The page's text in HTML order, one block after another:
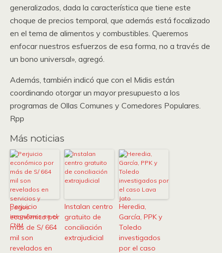
generalizados, dada la característica que tiene este
choque de precios temporal, que además está focalizado
en el tema de alimentos y combustibles. Queremos
enfocar nuestros esfuerzos de esa forma, no a través de
un bono universal», agregó.
Además, también indicó que con el Midis están
coordinando otorgar un mayor presupuesto a los
programas de Ollas Comunes y Comedores Populares.
Rpp
Más noticias
Perjuicio
económico por
más de S/ 664
mil son
revelados en
Instalan centro
gratuito de
conciliación
extrajudicial
Heredia,
García, PPK y
Toledo
investigados
por el caso